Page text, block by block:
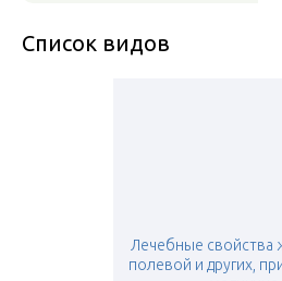
Список видов
Лечебные свойства
полевой и других,